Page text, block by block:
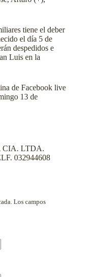
tiene el deber
el día 5 de
despedidos e
Luis en la
de Facebook live
13 de
CIA. LTDA.
032944608
Los campos